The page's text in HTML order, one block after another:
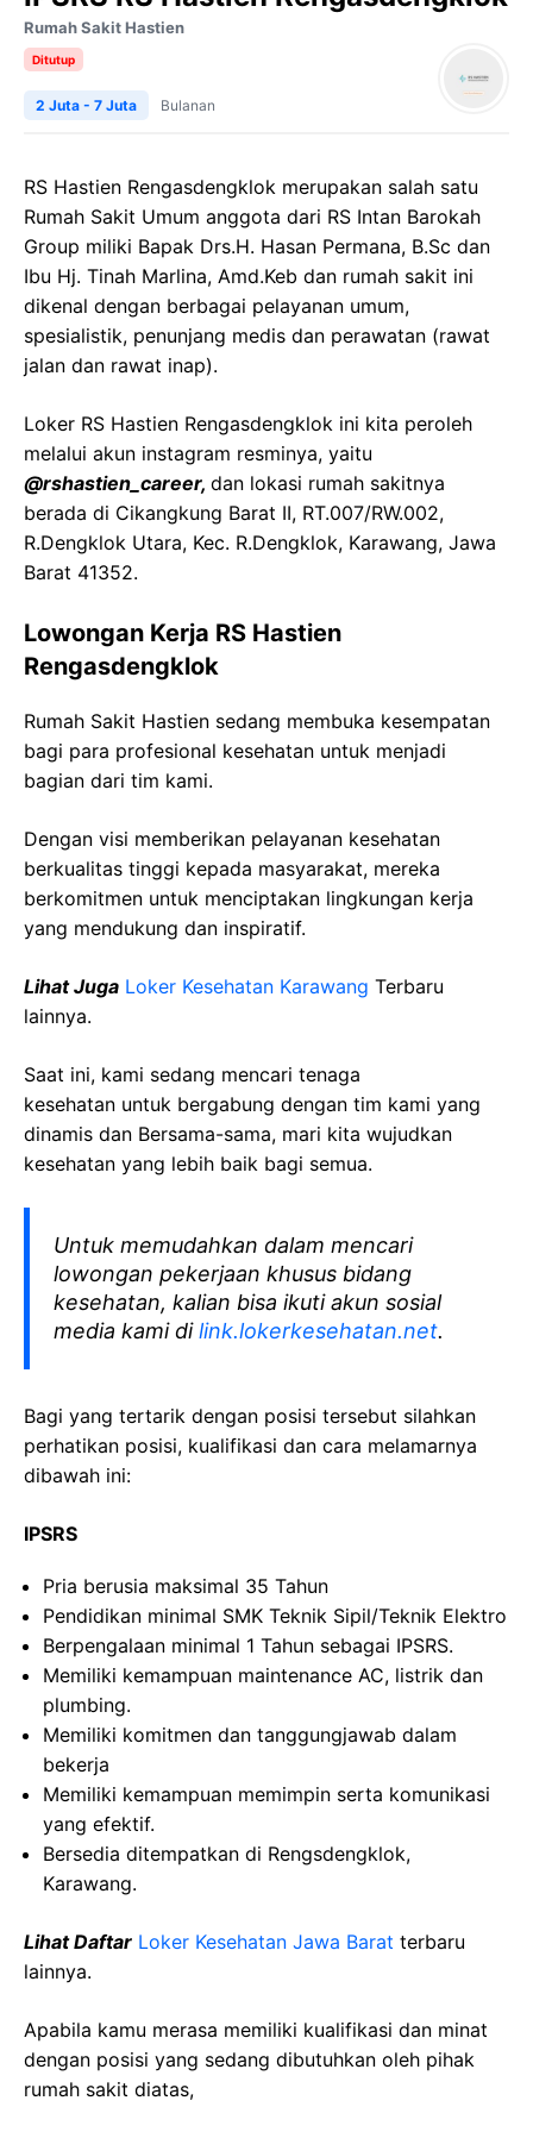
Rumah Sakit Hastien
Ditutup
2 Juta - 7 Juta Bulanan
RS Hastien Rengasdengklok merupakan salah satu
Rumah Sakit Umum anggota dari RS Intan Barokah
Group miliki Bapak Drs.H. Hasan Permana, B.Sc dan
Ibu Hj. Tinah Marlina, Amd.Keb dan rumah sakit ini
dikenal dengan berbagai pelayanan umum,
spesialistik, penunjang medis dan perawatan (rawat
jalan dan rawat inap).
Loker RS Hastien Rengasdengklok ini kita peroleh
melalui akun instagram resminya, yaitu
@rshastien_career, dan lokasi rumah sakitnya
berada di Cikangkung Barat II, RT.007/RW.002,
R.Dengklok Utara, Kec. R.Dengklok, Karawang, Jawa
Barat 41352.
Lowongan Kerja RS Hastien
Rengasdengklok
Rumah Sakit Hastien sedang membuka kesempatan
bagi para profesional kesehatan untuk menjadi
bagian dari tim kami.
Dengan visi memberikan pelayanan kesehatan
berkualitas tinggi kepada masyarakat, mereka
berkomitmen untuk menciptakan lingkungan kerja
yang mendukung dan inspiratif.
Lihat Juga Loker Kesehatan Karawang Terbaru
lainnya.
Saat ini, kami sedang mencari tenaga
kesehatan untuk bergabung dengan tim kami yang
dinamis dan Bersama-sama, mari kita wujudkan
kesehatan yang lebih baik bagi semua.
Untuk memudahkan dalam mencari
lowongan pekerjaan khusus bidang
kesehatan, kalian bisa ikuti akun sosial
media kami dilink.lokerkesehatan.net.
Bagi yang tertarik dengan posisi tersebut silahkan
perhatikan posisi, kualifikasi dan cara melamarnya
dibawah ini:
IPSRS
Pria berusia maksimal 35 Tahun
Pendidikan minimal SMK Teknik Sipil/Teknik Elektro
Berpengalaan minimal 1 Tahun sebagai IPSRS.
Memiliki kemampuan maintenance AC, listrik dan
plumbing.
Memiliki komitmen dan tanggungjawab dalam
bekerja
Memiliki kemampuan memimpin serta komunikasi
yang efektif.
Bersedia ditempatkan di Rengsdengklok,
Karawang.
Lihat Daftar Loker Kesehatan Jawa Barat terbaru
lainnya.
Apabila kamu merasa memiliki kualifikasi dan minat
dengan posisi yang sedang dibutuhkan oleh pihak
rumah sakit diatas,